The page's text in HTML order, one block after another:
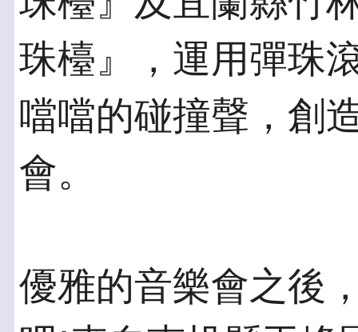
珠檯』，運用彈珠
噹噹的碰撞聲，創
會。
優雅的音樂會之後